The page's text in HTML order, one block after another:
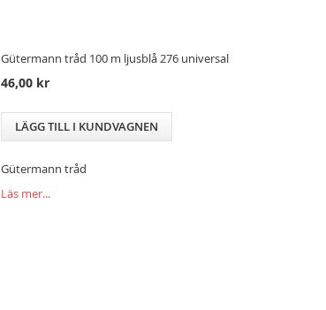
Gütermann tråd 100 m ljusblå 276 universal
46,00 kr
LÄGG TILL I KUNDVAGNEN
Gütermann tråd
Läs mer...